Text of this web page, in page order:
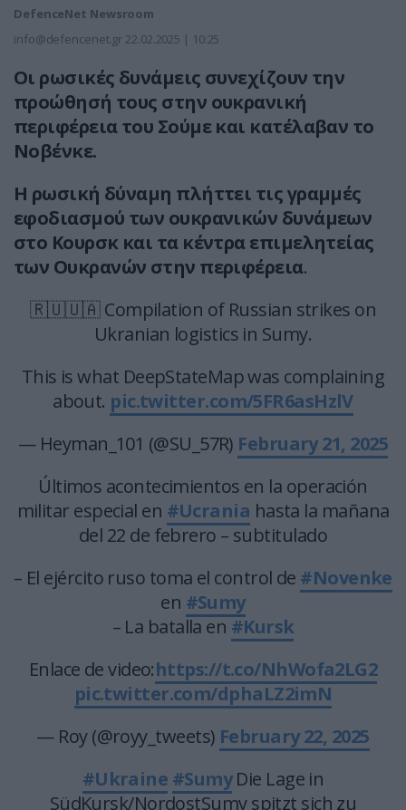
DefenceNet Newsroom
info@defencenet.gr 22.02.2025 | 10:25
Οι ρωσικές δυνάμεις συνεχίζουν την
προώθησή τους στην ουκρανική
περιφέρεια του Σούμε και κατέλαβαν το
Νοβένκε.
Η ρωσική δύναμη πλήττει τις γραμμές
εφοδιασμού των ουκρανικών δυνάμεων
στο Κουρσκ και τα κέντρα επιμελητείας
των Ουκρανών στην περιφέρεια.
🇷🇺🇺🇦 Compilation of Russian strikes on
Ukranian logistics in Sumy.
This is what DeepStateMap was complaining
about. pic.twitter.com/5FR6asHzlV
— Heyman_101 (@SU_57R) February 21, 2025
Últimos acontecimientos en la operación
militar especial en #Ucrania hasta la mañana
del 22 de febrero – subtitulado
– El ejército ruso toma el control de #Novenke
en #Sumy
– La batalla en #Kursk
Enlace de video:https://t.co/NhWofa2LG2
pic.twitter.com/dphaLZ2imN
— Roy (@royy_tweets) February 22, 2025
#Ukraine #SumyDie Lage in
SüdKursk/NordostSumy spitzt sich zu